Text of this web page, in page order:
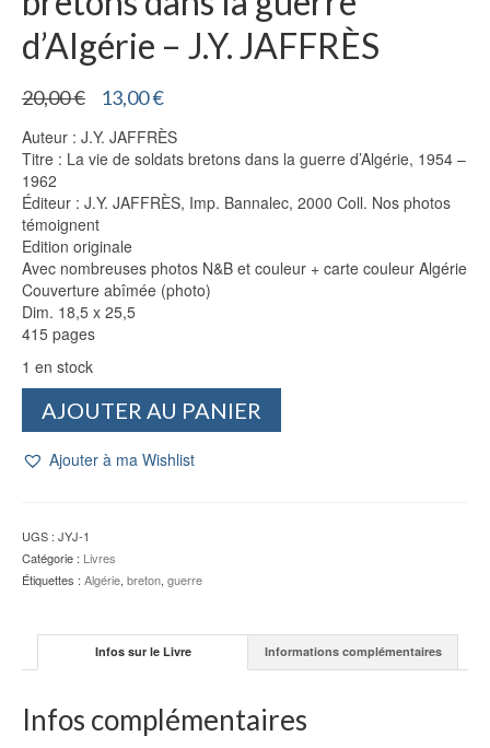
d’Algérie – J.Y. JAFFRÈS
20,00€
Le
prix
initial
était :
13,00€Le
actuel
est :
Auteur : J.Y. JAFFRÈS
Titre : La vie de soldats bretons dans la guerre d’Algérie, 1954 –
1962
Éditeur : J.Y. JAFFRÈS, Imp. Bannalec, 2000 Coll. Nos photos
témoignent
Edition originale
Avec nombreuses photos N&B et couleur + carte couleur Algérie
Couverture abîmée (photo)
Dim. 18,5 x 25,5
415 pages
1 en stock
vie
bretons
dans
la
guerre
AJOUTER AU PANIER
Ajouter à ma Wishlist
UGS : JYJ-1
Catégorie : Livres
Étiquettes : Algérie, breton, guerre
Infos sur le Livre Informations complémentaires
Infos complémentaires